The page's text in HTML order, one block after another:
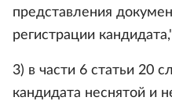
представления
регистрации
3) в части 6 статьи 20
кандидата неснятой и